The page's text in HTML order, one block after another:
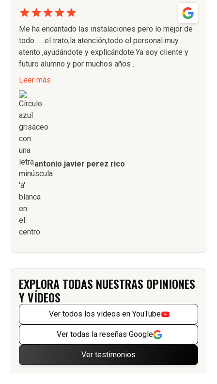
Me ha encantado las instalaciones pero lo mejor de
todo.......el trato,la atención,todo el personal muy
atento ,ayudándote y explicándote.Ya soy cliente y
futuro alumno y por muchos años .
Leer más
antonio javier perez rico
EXPLORA TODAS NUESTRAS OPINIONES
Y VÍDEOS
Ver todos los vídeos en YouTube
Ver todas la reseñas Google
Ver testimonios